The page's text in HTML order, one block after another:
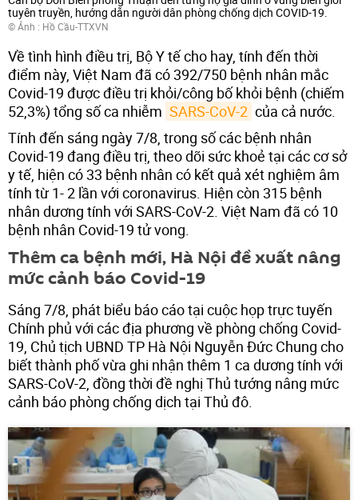
tuyên truyền, hướng dẫn người dân phòng chống dịch COVID-19.
© Ảnh : Hồ Cầu-TTXVN
Về tình hình điều trị, Bộ Y tế cho hay, tính đến thời
điểm này, Việt Nam đã có 392/750 bệnh nhân mắc
Covid-19 được điều trị khỏi/công bố khỏi bệnh (chiếm
52,3%) tổng số ca nhiễm SARS-CoV-2 của cả nước.
Tính đến sáng ngày 7/8, trong số các bệnh nhân
Covid-19 đang điều trị, theo dõi sức khoẻ tại các cơ sở
y tế, hiện có 33 bệnh nhân có kết quả xét nghiệm âm
tính từ 1- 2 lần với coronavirus. Hiện còn 315 bệnh
nhân dương tính với SARS-CoV-2. Việt Nam đã có 10
bệnh nhân Covid-19 tử vong.
Thêm ca bệnh mới, Hà Nội đề xuất nâng
mức cảnh báo Covid-19
Sáng 7/8, phát biểu báo cáo tại cuộc họp trực tuyến
Chính phủ với các địa phương về phòng chống Covid-
19, Chủ tịch UBND TP Hà Nội Nguyễn Đức Chung cho
biết thành phố vừa ghi nhận thêm 1 ca dương tính với
SARS-CoV-2, đồng thời đề nghị Thủ tướng nâng mức
cảnh báo phòng chống dịch tại Thủ đô.